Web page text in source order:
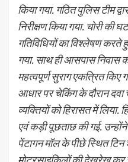
किया गया. गठित पुलिस टीम
निरीक्षण किया गया. चोरी की
गतिविधियों का विश्लेषण करते
गया. साथ ही आसपास निवास
महत्वपूर्ण सुराग एकत्रित किए
आधार पर चेकिंग के दौरान
व्यक्तियों को हिरासत में लिया.
एवं कड़ी पूछताछ की गई.
पेंटागन मॉल के पीछे स्थित टिन